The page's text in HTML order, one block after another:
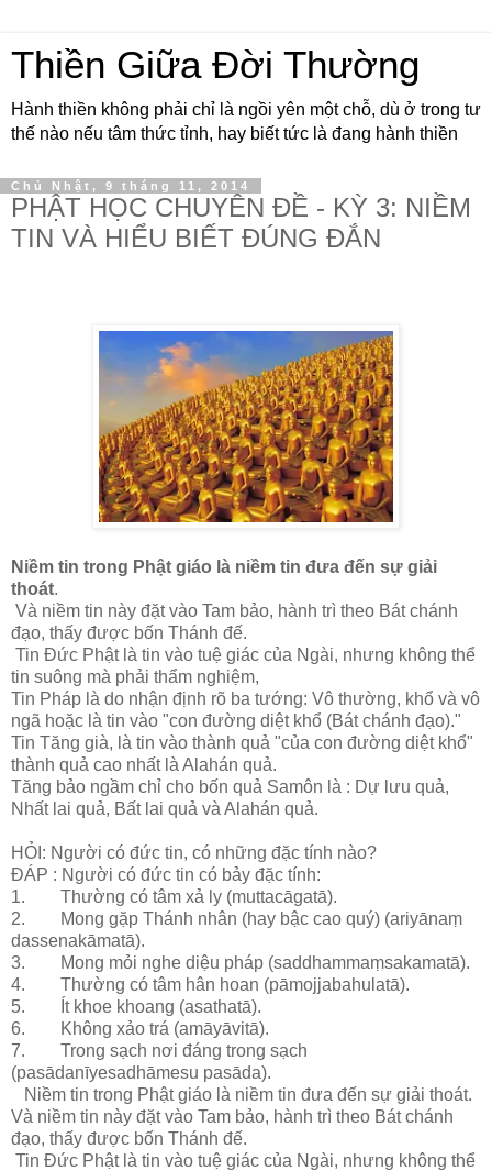
Thiền Giữa Đời Thường
Hành thiền không phải chỉ là ngồi yên một chỗ, dù ở trong tư
thế nào nếu tâm thức tỉnh, hay biết tức là đang hành thiền
Chủ Nhật, 9 tháng 11, 2014
PHẬT HỌC CHUYÊN ĐỀ - KỲ 3: NIỀM
TIN VÀ HIỂU BIẾT ĐÚNG ĐẮN
Niềm tin trong Phật giáo là niềm tin đưa đến sự giải
thoát.
Và niềm tin này đặt vào Tam bảo, hành trì theo Bát chánh
đạo, thấy được bốn Thánh đế.
Tin Đức Phật là tin vào tuệ giác của Ngài, nhưng không thể
tin suông mà phải thẩm nghiệm,
Tin Pháp là do nhận định rõ ba tướng: Vô thường, khổ và vô
ngã hoặc là tin vào "con đường diệt khổ (Bát chánh đạo)."
Tin Tăng già, là tin vào thành quả "của con đường diệt khổ"
thành quả cao nhất là Alahán quả.
Tăng bảo ngầm chỉ cho bốn quả Samôn là : Dự lưu quả,
Nhất lai quả, Bất lai quả và Alahán quả.
HỎI: Người có đức tin, có những đặc tính nào?
ĐÁP : Người có đức tin có bảy đặc tính:
1. Thường có tâm xả ly (muttacāgatā).
2. Mong gặp Thánh nhân (hay bậc cao quý) (ariyānaṃ
dassenakāmatā).
3. Mong mỏi nghe diệu pháp (saddhammaṃsakamatā).
4. Thường có tâm hân hoan (pāmojjabahulatā).
5. Ít khoe khoang (asathatā).
6. Không xảo trá (amāyāvitā).
7. Trong sạch nơi đáng trong sạch
(pasādanīyesadhāmesu pasāda).
Niềm tin trong Phật giáo là niềm tin đưa đến sự giải thoát.
Và niềm tin này đặt vào Tam bảo, hành trì theo Bát chánh
đạo, thấy được bốn Thánh đế.
Tin Đức Phật là tin vào tuệ giác của Ngài, nhưng không thể